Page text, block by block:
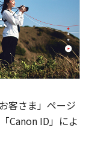
客さま」ページ
Canon ID」によ